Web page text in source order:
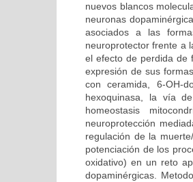
nuevos blancos
neuronas
asociados a las
neuroprotector frente a
el efecto de perdida de
expresión de sus
con ceramida, 6-OH-
hexoquinasa, la vía
homeostasis
neuroprotección
regulación de la
potenciación de los
oxidativo) en un reto
dopaminérgicas.